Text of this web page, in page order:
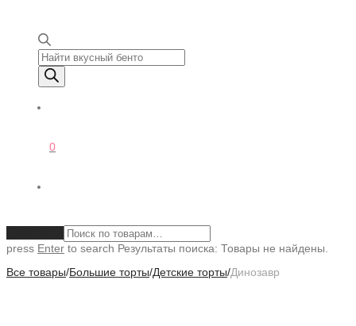
Поиск товаров
0
press Enter to search Результаты поиска: Товары не найдены.
Все товары/Большие торты/Детские торты/Динозавр